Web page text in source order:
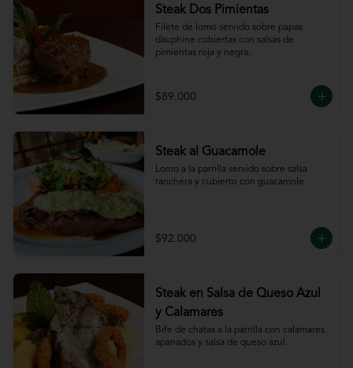
Steak Dos Pimientas
Filete de lomo servido sobre papas
dauphine cubiertas con salsas de
pimientas roja y negra.
$89.000
Steak al Guacamole
Lomo a la parrilla servido sobre salsa
ranchera y cubierto con guacamole.
$92.000
Steak en Salsa de Queso Azul
y Calamares
Bife de chatas a la parrilla con calamares
apanados y salsa de queso azul.